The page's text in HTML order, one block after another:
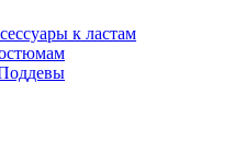
к ластам